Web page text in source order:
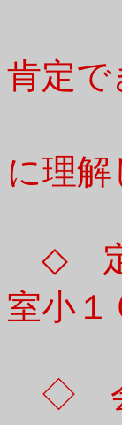
（
肯定で
（
に理
◇ 定
室小１
◇ 会